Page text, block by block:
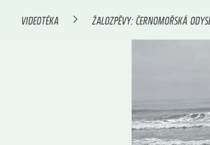
VIDEOTÉKA ŽALOZPĚVY: ČERNOMOŘSKÁ